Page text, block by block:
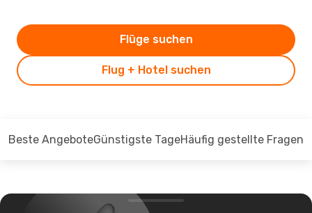
Flug + Hotel suchen
Flüge suchen
Beste AngeboteGünstigste TageHäufig gestellte Fragen